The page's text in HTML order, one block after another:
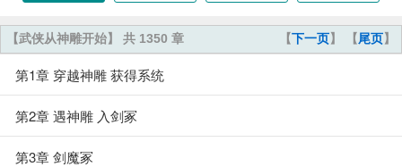
【下一页】 【尾页】
【武侠从神雕开始】 共 1350 章
第1章 穿越神雕 获得系统
第2章 遇神雕 入剑冢
第3章 剑魔冢